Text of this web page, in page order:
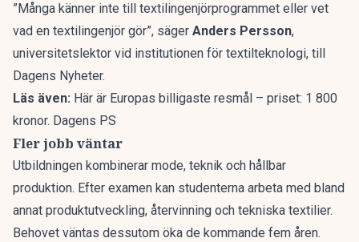
”Många känner inte till textilingenjörprogrammet eller vet
vad en textilingenjör gör”, säger Anders Persson,
universitetslektor vid institutionen för textilteknologi, till
Dagens Nyheter.
Läs även: Här är Europas billigaste resmål – priset: 1 800
kronor. Dagens PS
Fler jobb väntar
Utbildningen kombinerar mode, teknik och hållbar
produktion. Efter examen kan studenterna arbeta med bland
annat produktutveckling, återvinning och tekniska textilier.
Behovet väntas dessutom öka de kommande fem åren.